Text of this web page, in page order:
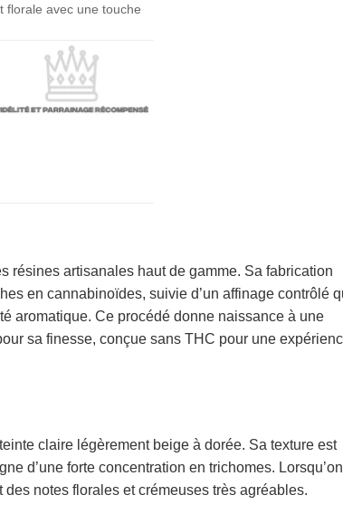
florale avec une touche
résines artisanales haut de gamme. Sa fabrication
en cannabinoïdes, suivie d’un affinage contrôlé
aromatique. Ce procédé donne naissance à une
sa finesse, conçue sans THC pour une
claire légèrement beige à dorée. Sa texture est
d’une forte concentration en trichomes.
notes florales et crémeuses très agréables.